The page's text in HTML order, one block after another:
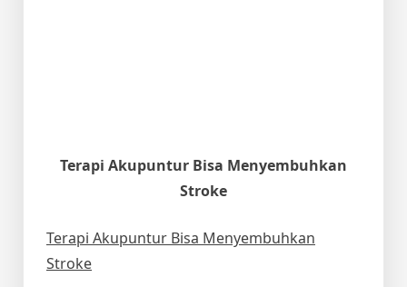
Terapi Akupuntur Bisa Menyembuhkan
Stroke
Terapi Akupuntur Bisa Menyembuhkan
Stroke